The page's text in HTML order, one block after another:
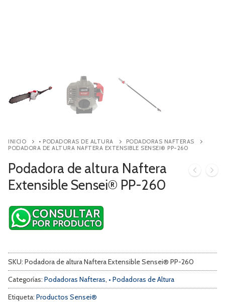
INICIO • PODADORAS DE ALTURA
PODADORAS NAFTERAS
PODADORA DE ALTURA NAFTERA EXTENSIBLE SENSEI® PP-260
Podadora de altura Naftera
Extensible Sensei® PP-260
SKU: Podadora de altura Naftera Extensible Sensei® PP-260
Categorías: Podadoras Nafteras, • Podadoras de Altura
Etiqueta: Productos Sensei®